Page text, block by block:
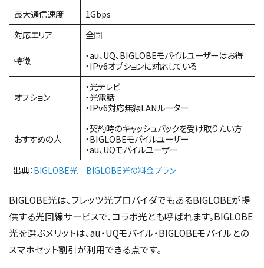
最大通信速度
1Gbps
対応エリア
全国
特徴
・au、UQ、BIGLOBEモバイルユーザーはお得
・IPv6オプションに対応している
オプション
・光テレビ
・光電話
・IPv6対応無線LANルーター
おすすめの人
・契約時のキャッシュバックを受け取りたい方
・BIGLOBEモバイルユーザー
・au、UQモバイルユーザー
出典： BIGLOBE光｜BIGLOBE光の料金プラン
BIGLOBE光は、フレッツ光プロバイダでもあるBIGLOBEが提
供する光回線サービスで、コラボ光とも呼ばれます。BIGLOBE
光を選ぶメリットは、au・UQモバイル・BIGLOBEモバイルとの
スマホセット割引が利用できる点です。